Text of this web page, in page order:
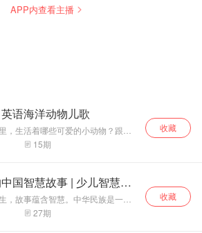
COCO，聪明有自
的地球吧！
APP内查看主播
语海洋动物儿歌
，生活着哪些可爱的小动物？跟随
语海洋动物儿歌》一探究竟吧！小
、大海里的超级猎手鲨鱼、透明奇
险神奇的海底世界吧！
15期
收藏
国智慧故事 | 少儿智慧&
，故事蕴含智慧。中华民族是一个
有智慧的民族。我们的祖先在创造
文明的同时，也为人类大家庭贡献
27期
收藏